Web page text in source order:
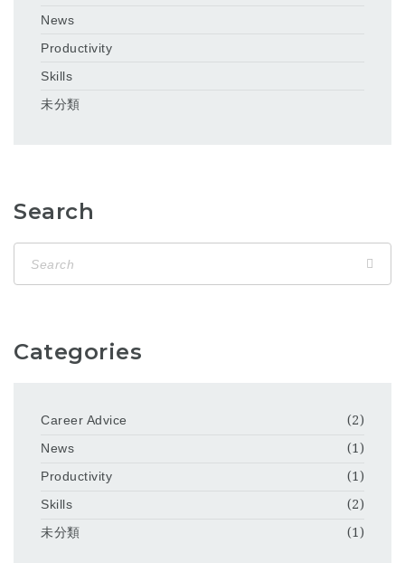
News
Productivity
Skills
未分類
Search
Categories
Career Advice
(2)
News
(1)
Productivity
(1)
Skills
(2)
未分類
(1)